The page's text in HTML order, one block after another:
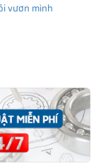
vươn mình